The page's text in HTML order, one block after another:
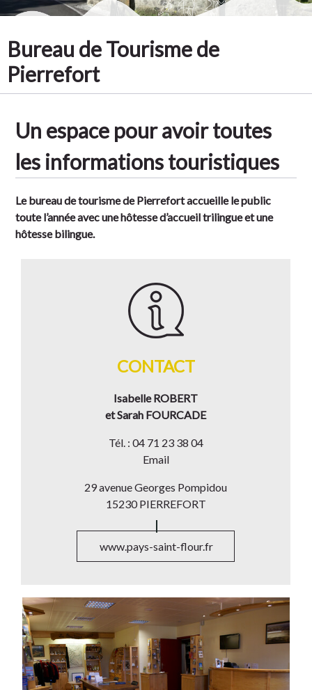
Bureau de Tourisme de
Pierrefort
Un espace pour avoir toutes
les informations touristiques
Le bureau de tourisme de Pierrefort accueille le public
toute l’année avec une hôtesse d’accueil trilingue et une
hôtesse bilingue.
CONTACT
Isabelle ROBERT
et Sarah FOURCADE
Tél. : 04 71 23 38 04
Email
29 avenue Georges Pompidou
15230 PIERREFORT
www.pays-saint-flour.fr